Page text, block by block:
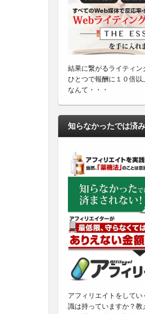
結果に繋がるライティ
ひとつで報酬に１０倍以
なんて・・・
知らなかったでは済
アフィリエイトをして
識は持っていますか？